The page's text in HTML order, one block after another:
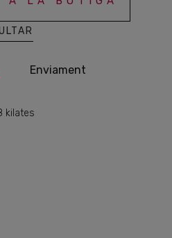
Enviament
kilates